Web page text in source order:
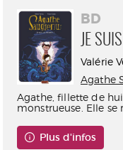
BD
JE
Valérie
Agathe
Agathe, fillette de
monstrueuse. Elle se
Plus d'infos